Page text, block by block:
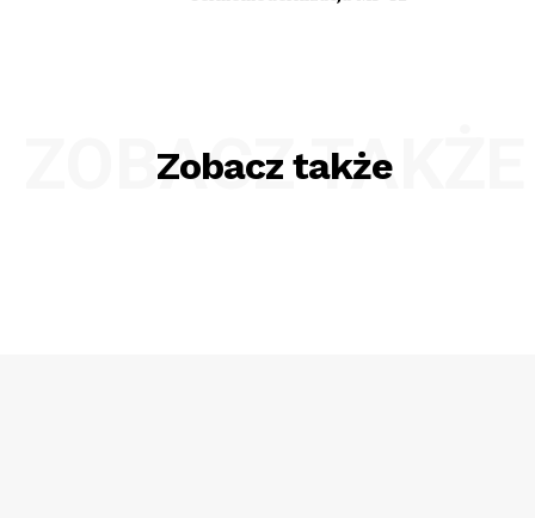
Zobacz także
ZOBACZ TAKŻE